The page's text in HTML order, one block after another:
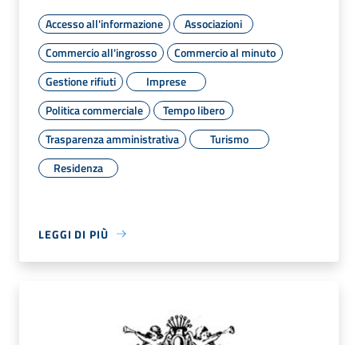
Accesso all'informazione
Associazioni
Commercio all'ingrosso
Commercio al minuto
Gestione rifiuti
Imprese
Politica commerciale
Tempo libero
Trasparenza amministrativa
Turismo
Residenza
LEGGI DI PIÙ